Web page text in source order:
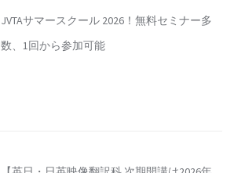
JVTAサマースクール 2026！無料セミナー多
数、1回から参加可能